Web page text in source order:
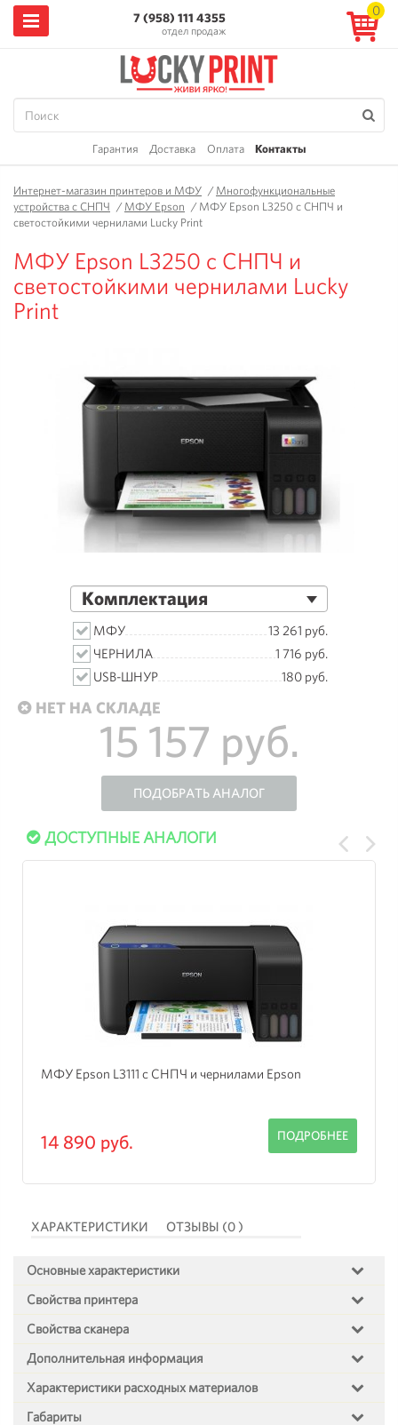
7 (958) 111 4355
отдел продаж
0
Гарантия Доставка Оплата Контакты
Интернет-магазин принтеров и МФУ /Многофункциональные
устройства с СНПЧ /МФУ Epson /МФУ Epson L3250 с СНПЧ и
светостойкими чернилами Lucky Print
МФУ Epson L3250 с СНПЧ и
светостойкими чернилами Lucky
Print
Комплектация
МФУ
13 261 руб.
ЧЕРНИЛА
1 716 руб.
USB-ШНУР
180 руб.
НЕТ НА СКЛАДЕ
15 157 руб.
ПОДОБРАТЬ АНАЛОГ
ДОСТУПНЫЕ АНАЛОГИ
МФУ Epson L3111 с СНПЧ и чернилами Epson
14 890 руб. ПОДРОБНЕЕ
ХАРАКТЕРИСТИКИ ОТЗЫВЫ (0 )
Основные характеристики
Свойства принтера
Свойства сканера
Дополнительная информация
Характеристики расходных материалов
Габариты